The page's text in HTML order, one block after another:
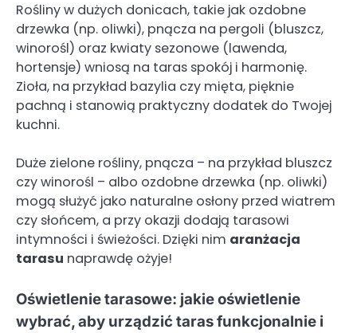
Rośliny w dużych donicach, takie jak ozdobne
drzewka (np. oliwki), pnącza na pergoli (bluszcz,
winorośl) oraz kwiaty sezonowe (lawenda,
hortensje) wniosą na taras spokój i harmonię.
Zioła, na przykład bazylia czy mięta, pięknie
pachną i stanowią praktyczny dodatek do Twojej
kuchni.
Duże zielone rośliny, pnącza – na przykład bluszcz
czy winorośl – albo ozdobne drzewka (np. oliwki)
mogą służyć jako naturalne osłony przed wiatrem
czy słońcem, a przy okazji dodają tarasowi
intymności i świeżości. Dzięki nim aranżacja
tarasu naprawdę ożyje!
Oświetlenie tarasowe: jakie oświetlenie
wybrać, aby urządzić taras funkcjonalnie i